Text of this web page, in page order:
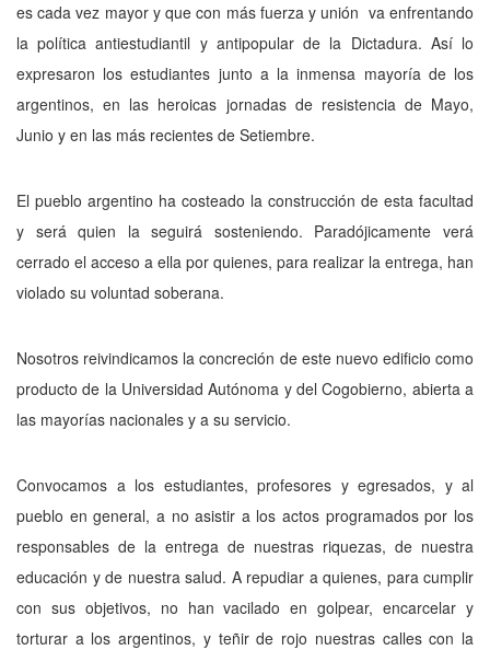
es cada vez mayor y que con más fuerza y unión va enfrentando
la política antiestudiantil y antipopular de la Dictadura. Así lo
expresaron los estudiantes junto a la inmensa mayoría de los
argentinos, en las heroicas jornadas de resistencia de Mayo,
Junio y en las más recientes de Setiembre.
El pueblo argentino ha costeado la construcción de esta facultad
y será quien la seguirá sosteniendo. Paradójicamente verá
cerrado el acceso a ella por quienes, para realizar la entrega, han
violado su voluntad soberana.
Nosotros reivindicamos la concreción de este nuevo edificio como
producto de la Universidad Autónoma y del Cogobierno, abierta a
las mayorías nacionales y a su servicio.
Convocamos a los estudiantes, profesores y egresados, y al
pueblo en general, a no asistir a los actos programados por los
responsables de la entrega de nuestras riquezas, de nuestra
educación y de nuestra salud. A repudiar a quienes, para cumplir
con sus objetivos, no han vacilado en golpear, encarcelar y
torturar a los argentinos, y teñir de rojo nuestras calles con la